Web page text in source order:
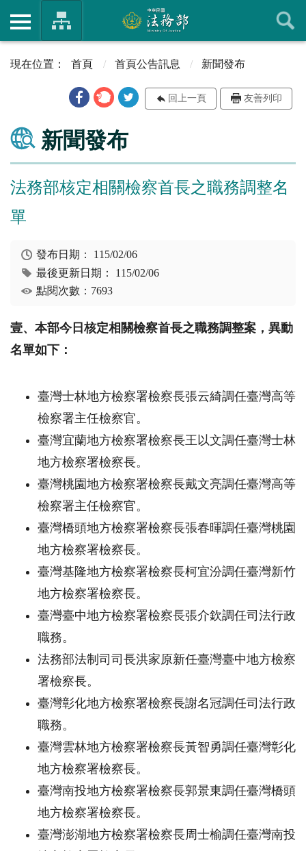
首頁 首頁公告訊息 新聞發布
回上一頁 友善列印
新聞發布
法務部核定相關檢察首長之職務調整名
單
發布日期： 115/02/06
最後更新日期： 115/02/06
點閱次數：7693
壹、本部今日核定相關檢察首長之職務調整案，異動
名單如下 ：
臺灣士林地方檢察署檢察長張云綺調任臺灣高等
檢察署主任檢察官。
臺灣宜蘭地方檢察署檢察長王以文調任臺灣士林
地方檢察署檢察長。
臺灣桃園地方檢察署檢察長戴文亮調任臺灣高等
檢察署主任檢察官。
臺灣橋頭地方檢察署檢察長張春暉調任臺灣桃園
地方檢察署檢察長。
臺灣基隆地方檢察署檢察長柯宜汾調任臺灣新竹
地方檢察署檢察長。
臺灣臺中地方檢察署檢察長張介欽調任司法行政
職務。
法務部法制司司長洪家原新任臺灣臺中地方檢察
署檢察長。
臺灣彰化地方檢察署檢察長謝名冠調任司法行政
職務。
臺灣雲林地方檢察署檢察長黃智勇調任臺灣彰化
地方檢察署檢察長。
臺灣南投地方檢察署檢察長郭景東調任臺灣橋頭
地方檢察署檢察長。
臺灣澎湖地方檢察署檢察長周士榆調任臺灣南投